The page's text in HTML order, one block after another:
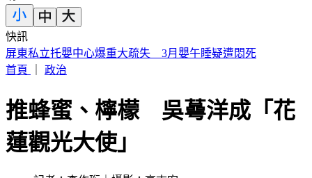
快訊
2026購車風向球 : 看購車趨勢分析，還有好禮天天抽
首頁
政治
推蜂蜜、檸檬 吳蕚洋成「花
蓮觀光大使」